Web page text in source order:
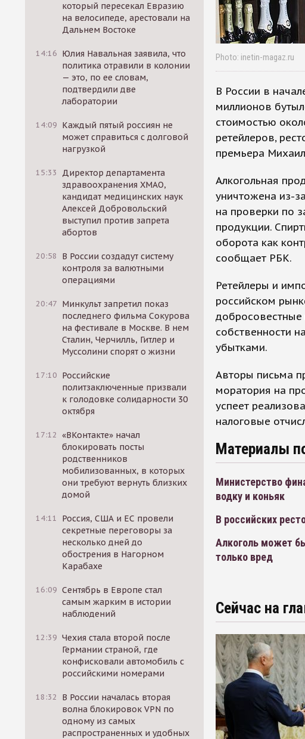
который пересекал Евразию
на велосипеде, арестовали на
Дальнем Востоке
14:16 Юлия Навальная заявила, что
политика отравили в колонии
— это, по ее словам,
подтвердили две
лаборатории
14:09 Каждый пятый россиян не
может справиться с долговой
нагрузкой
15:33
Директор департамента
здравоохранения ХМАО,
кандидат медицинских наук
Алексей Добровольский
выступил против запрета
абортов
20:58
В России создадут систему
контроля за валютными
операциями
20:47 Минкульт запретил показ
последнего фильма Сокурова
на фестивале в Москве. В нем
Сталин, Черчилль, Гитлер и
Муссолини спорят о жизни
17:10 Российские
политзаключенные призвали
к голодовке солидарности 30
октября
17:12 «ВКонтакте» начал
блокировать посты
родственников
мобилизованных, в которых
они требуют вернуть близких
домой
14:11
Россия, США и ЕС провели
секретные переговоры за
несколько дней до
обострения в Нагорном
Карабахе
16:09 Сентябрь в Европе стал
самым жарким в истории
наблюдений
12:39 Чехия стала второй после
Германии страной, где
конфисковали автомобиль с
российскими номерами
18:32
В России началась вторая
волна блокировок VPN по
одному из самых
распространенных и удобных
Photo: inetin-magaz.ru
В России в
миллионов
стоимостью
ретейлеров,
премьера
Алкогольная
уничтожена из-
на проверки по
продукции.
оборота как
сообщает РБК.
Ретейлеры и
российском
добросовестные
собственности
убытками.
Авторы письма
моратория на
успеет
налоговые
Материалы
Министерство
водку и коньяк
В российских
Алкоголь может
только вред
Сейчас на